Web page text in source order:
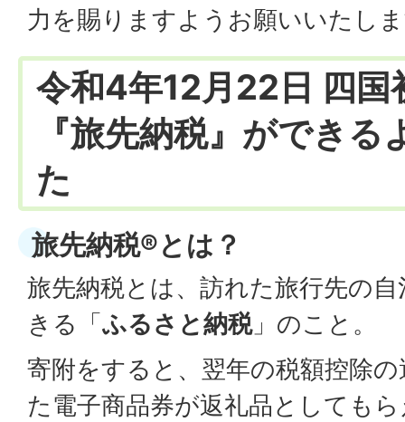
力を賜りますようお願いいたし
令和4年12月22日 四国
『旅先納税』ができ
た
旅先納税®とは？
旅先納税とは、訪れた旅行先の
きる「 ふるさと納税」のこと。
寄附をすると、翌年の税額控除
た電子商品券が返礼品としても